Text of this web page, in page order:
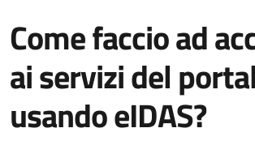
Come faccio ad
ai servizi del
usando eIDAS?